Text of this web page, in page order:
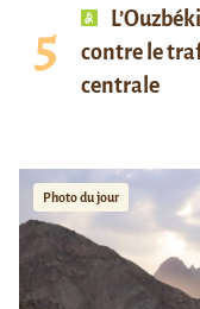
contre le
centrale
Photo du jour